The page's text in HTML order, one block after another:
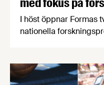
I höst öppnar Formas
nationella
en motståndskraftig
båda syftar till att